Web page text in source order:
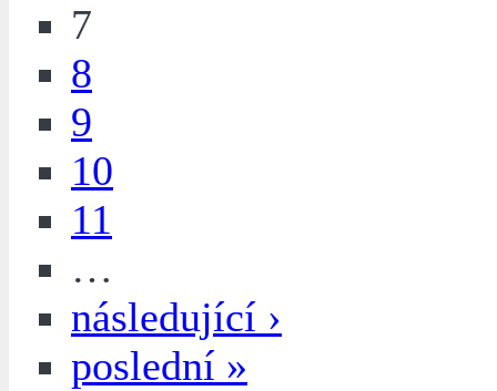
7
8
9
10
11
…
následující ›
poslední »